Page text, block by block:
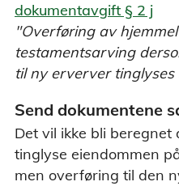
dokumentavgift § 2 j
"Overføring av
testamentsarving
til ny erverver
Send dokumentene
Det vil ikke bli
tinglyse eiendommen
men overføring til den